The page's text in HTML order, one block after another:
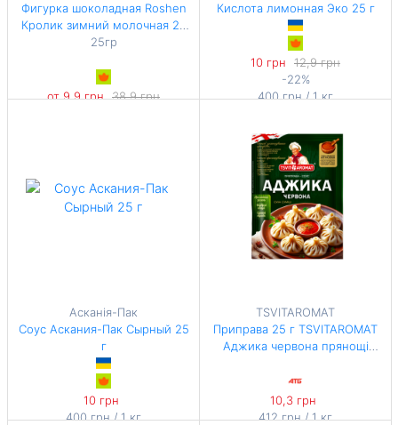
Фигурка шоколадная Roshen
Кролик зимний молочная 25
г
25гр
от 9,9 грн 38,9 грн
Кислота лимонная Эко 25 г
10 грн
12,9 грн
-22%
400 грн / 1 кг
Асканія-Пак
Соус Аскания-Пак Сырный 25
г
10 грн
400 грн / 1 кг
TSVITAROMAT
Приправа 25 г TSVITAROMAT
Аджика червона прянощі
10,3 грн
412 грн / 1 кг